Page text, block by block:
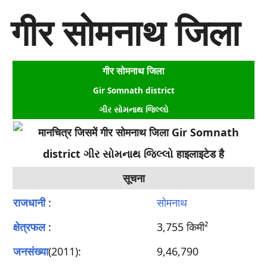
म
ग्री
र
गीर सोमनाथ जिला
गीर सोमनाथ जिला
Gir Somnath district
ગીર સોમનાથ જિલ્લો
सूचना
राजधानी:
सोमनाथ
क्षेत्रफल:
3,755 किमी²
जनसंख्या(2011):
9,46,790